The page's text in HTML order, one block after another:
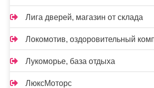
Лига дверей, магазин от склада
Локомотив, оздоровительный
Лукоморье, база отдыха
ЛюксМоторс